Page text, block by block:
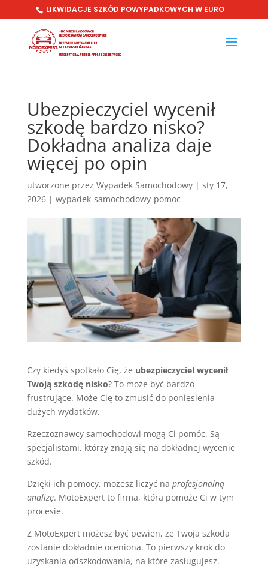
LIKWIDACJE SZKÓD POWYPADKOWYCH W EURO
Ubezpieczyciel wycenił
szkodę bardzo nisko?
Dokładna analiza daje
więcej po opin
utworzone przez Wypadek Samochodowy| sty 17,
2026| wypadek-samochodowy-pomoc
Czy kiedyś spotkało Cię, że ubezpieczyciel wycenił
Twoją szkodę nisko? To może być bardzo
frustrujące. Może Cię to zmusić do poniesienia
dużych wydatków.
Rzeczoznawcy samochodowi mogą Ci pomóc. Są
specjalistami, którzy znają się na dokładnej wycenie
szkód.
Dzięki ich pomocy, możesz liczyć na profesjonalną
analizę. MotoExpert to firma, która pomoże Ci w tym
procesie.
Z MotoExpert możesz być pewien, że Twoja szkoda
zostanie dokładnie oceniona. To pierwszy krok do
uzyskania odszkodowania, na które zasługujesz.